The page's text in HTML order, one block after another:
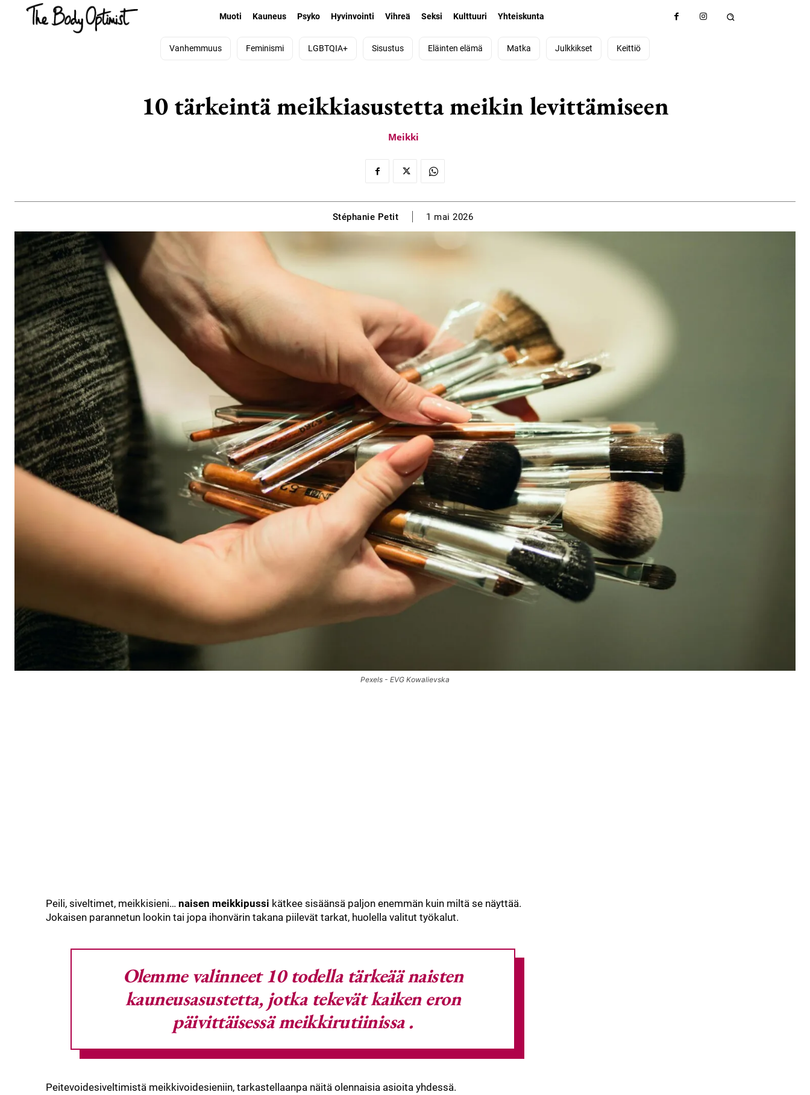
Muoti Kauneus Psyko Hyvinvointi Vihreä Seksi Kulttuuri Yhteiskunta
Vanhemmuus Feminismi LGBTQIA+ Sisustus Eläinten elämä Matka Julkkikset Keittiö
10 tärkeintä meikkiasustetta meikin levittämiseen
Meikki
Stéphanie Petit 1 mai 2026
Pexels - EVG Kowalievska
Peili, siveltimet, meikkisieni… naisen meikkipussi kätkee sisäänsä paljon enemmän kuin miltä se näyttää.
Jokaisen parannetun lookin tai jopa ihonvärin takana piilevät tarkat, huolella valitut työkalut.
Olemme valinneet 10 todella tärkeää naisten
kauneusasustetta, jotka tekevät kaiken eron
päivittäisessämeikkirutiinissa.
Peitevoidesiveltimistä meikkivoidesieniin, tarkastellaanpa näitä olennaisia asioita yhdessä.